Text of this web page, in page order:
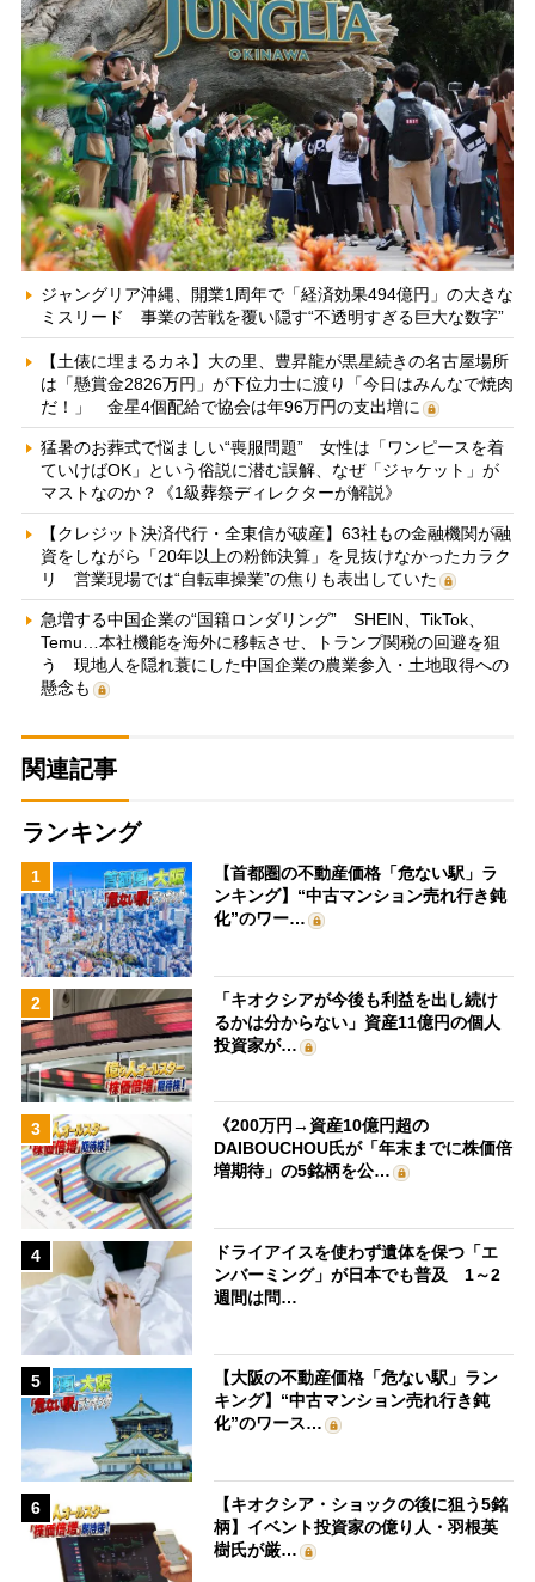
ジャングリア沖縄、開業1周年で「経済効果494億円」の大きな
ミスリード 事業の苦戦を覆い隠す“不透明すぎる巨大な数字”
【土俵に埋まるカネ】大の里、豊昇龍が黒星続きの名古屋場所
は「懸賞金2826万円」が下位力士に渡り「今日はみんなで焼肉
だ！」 金星4個配給で協会は年96万円の支出増に
猛暑のお葬式で悩ましい“喪服問題” 女性は「ワンピースを着
ていけばOK」という俗説に潜む誤解、なぜ「ジャケット」が
マストなのか？《1級葬祭ディレクターが解説》
【クレジット決済代行・全東信が破産】63社もの金融機関が融
資をしながら「20年以上の粉飾決算」を見抜けなかったカラク
リ 営業現場では“自転車操業”の焦りも表出していた
急増する中国企業の“国籍ロンダリング” SHEIN、TikTok、
Temu…本社機能を海外に移転させ、トランプ関税の回避を狙
う 現地人を隠れ蓑にした中国企業の農業参入・土地取得への
懸念も
関連記事
ランキング
1
【首都圏の不動産価格「危ない駅」ラ
ンキング】“中古マンション売れ行き鈍
化”のワー…
2
「キオクシアが今後も利益を出し続け
るかは分からない」資産11億円の個人
投資家が…
3
《200万円→資産10億円超の
DAIBOUCHOU氏が「年末までに株価倍
増期待」の5銘柄を公…
4
ドライアイスを使わず遺体を保つ「エ
ンバーミング」が日本でも普及 1～2
週間は問…
5
【大阪の不動産価格「危ない駅」ラン
キング】“中古マンション売れ行き鈍
化”のワース…
6
【キオクシア・ショックの後に狙う5銘
柄】イベント投資家の億り人・羽根英
樹氏が厳…